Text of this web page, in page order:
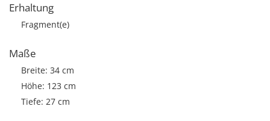
Erhaltung
Fragment(e)
Maße
Breite: 34 cm
Höhe: 123 cm
Tiefe: 27 cm